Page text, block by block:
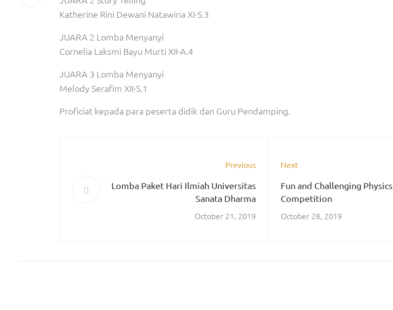
Katherine Rini Dewani Natawiria XI-S.3
JUARA 2 Lomba Menyanyi
Cornelia Laksmi Bayu Murti XII-A.4
JUARA 3 Lomba Menyanyi
Melody Serafim XII-S.1
Proficiat kepada para peserta didik dan Guru Pendamping.
Previous
Lomba Paket Hari Ilmiah Universitas
Sanata Dharma
October 21, 2019
Next
Fun and Challenging Physics
Competition
October 28, 2019